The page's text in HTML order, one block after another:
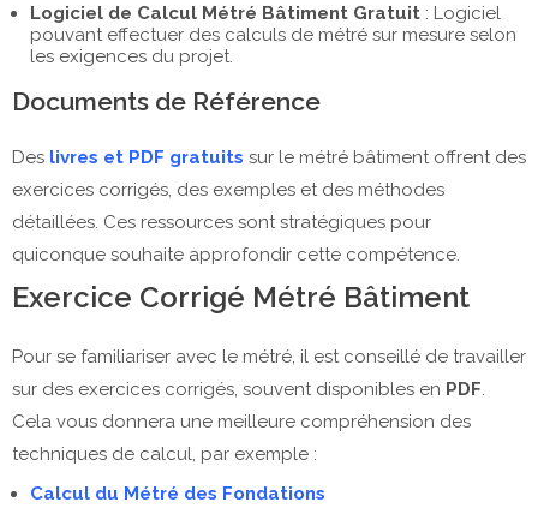
Logiciel de Calcul Métré Bâtiment Gratuit : Logiciel
pouvant effectuer des calculs de métré sur mesure selon
les exigences du projet.
Documents de Référence
Des livres et PDF gratuits sur le métré bâtiment offrent des
exercices corrigés, des exemples et des méthodes
détaillées. Ces ressources sont stratégiques pour
quiconque souhaite approfondir cette compétence.
Exercice Corrigé Métré Bâtiment
Pour se familiariser avec le métré, il est conseillé de travailler
sur des exercices corrigés, souvent disponibles en PDF.
Cela vous donnera une meilleure compréhension des
techniques de calcul, par exemple :
Calcul du Métré des Fondations